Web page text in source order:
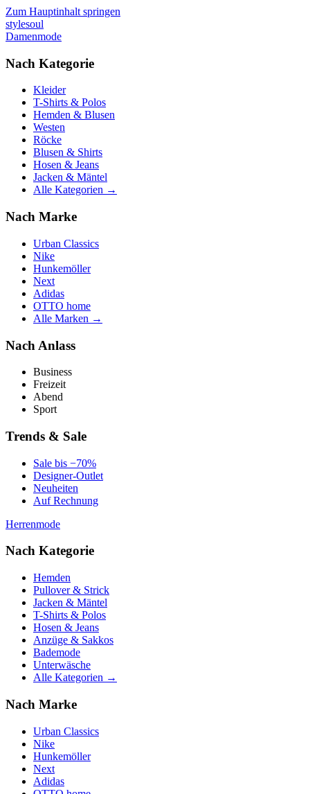
Zum Hauptinhalt springen
stylesoul
Damenmode
Nach Kategorie
Kleider
T-Shirts & Polos
Hemden & Blusen
Westen
Röcke
Blusen & Shirts
Hosen & Jeans
Jacken & Mäntel
Alle Kategorien →
Nach Marke
Urban Classics
Nike
Hunkemöller
Next
Adidas
OTTO home
Alle Marken →
Nach Anlass
Business
Freizeit
Abend
Sport
Trends & Sale
Sale bis −70%
Designer-Outlet
Neuheiten
Auf Rechnung
Herrenmode
Nach Kategorie
Hemden
Pullover & Strick
Jacken & Mäntel
T-Shirts & Polos
Hosen & Jeans
Anzüge & Sakkos
Bademode
Unterwäsche
Alle Kategorien →
Nach Marke
Urban Classics
Nike
Hunkemöller
Next
Adidas